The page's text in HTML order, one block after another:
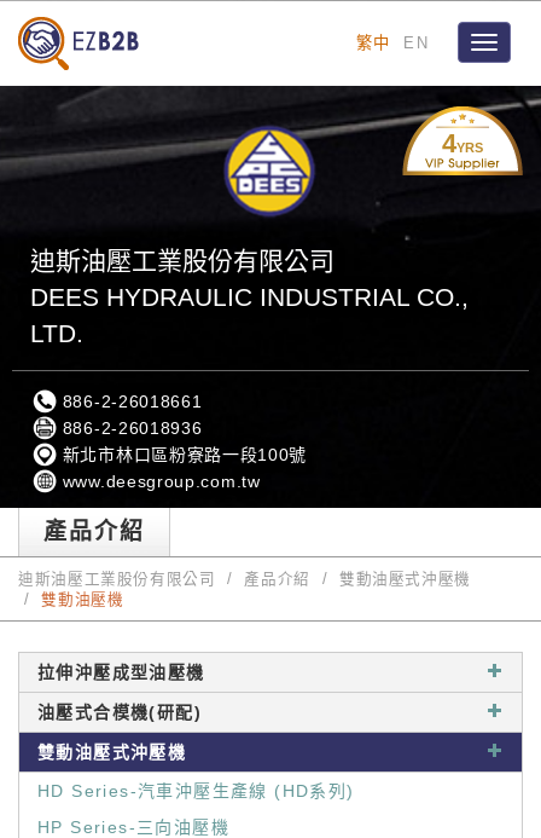
繁中 EN
Toggle
4YRS
迪斯油壓工業股份有限公司
DEES HYDRAULIC INDUSTRIAL CO.,
LTD.
886-2-26018661
886-2-26018936
新北市林口區粉寮路一段100號
www.deesgroup.com.tw
產品介紹
迪斯油壓工業股份有限公司 產品介紹
雙動油壓式沖壓機
雙動油壓機
拉伸沖壓成型油壓機
油壓式合模機(研配)
雙動油壓式沖壓機
HD Series-汽車沖壓生產線 (HD系列)
HP Series-三向油壓機